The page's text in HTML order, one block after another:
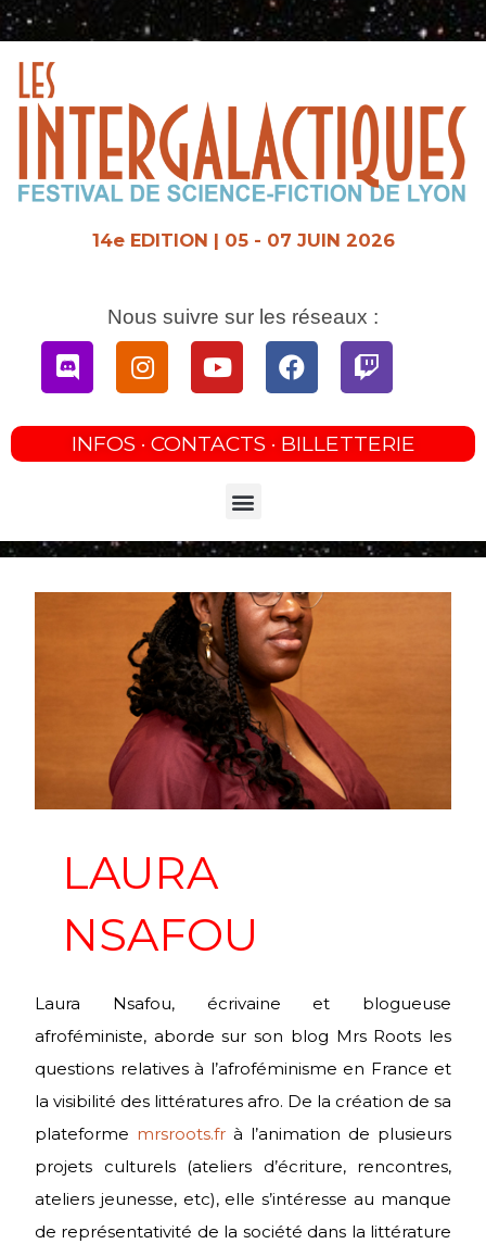
Aller
au
14e EDITION | 05 - 07 JUIN 2026
Nous suivre sur les réseaux :
DiscordInstagramYoutubeFacebookTwitch
INFOS · CONTACTS · BILLETTERIE
Menu
LAURA
NSAFOU
Laura Nsafou, écrivaine et blogueuse
afroféministe, aborde sur son blog Mrs Roots les
questions relatives à l’afroféminisme en France et
la visibilité des littératures afro. De la création de sa
plateforme mrsroots.fr à l’animation de plusieurs
projets culturels (ateliers d’écriture, rencontres,
ateliers jeunesse, etc), elle s’intéresse au manque
de représentativité de la société dans la littérature